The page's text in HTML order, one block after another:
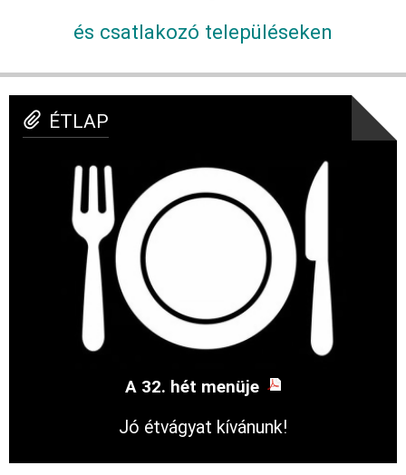
és csatlakozó településeken
ÉTLAP
A 32. hét menüje
Jó étvágyat kívánunk!